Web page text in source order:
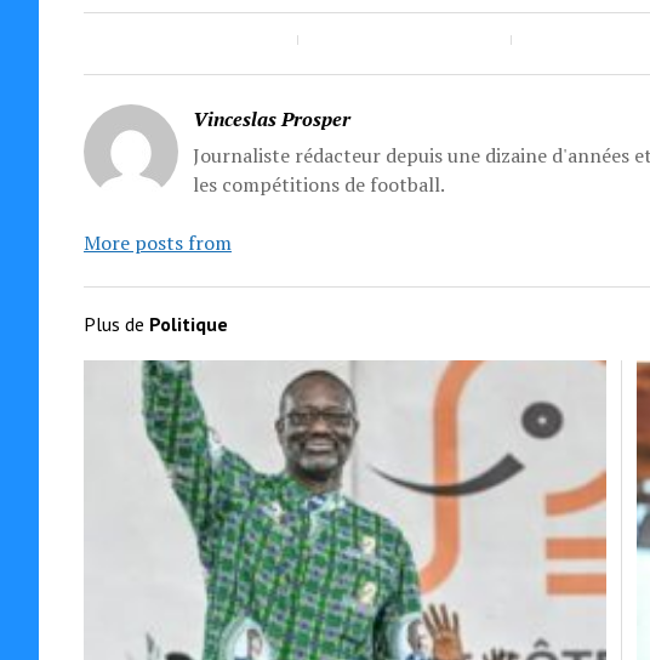
Vinceslas Prosper
Journaliste rédacteur depuis une dizaine
les compétitions de football.
More posts from
Plus de Politique